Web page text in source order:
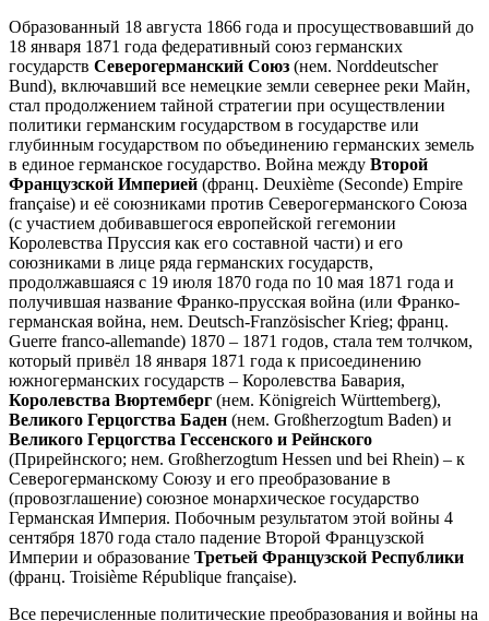
Образованный 18 августа 1866 года и просуществовавший до
18 января 1871 года федеративный союз германских
государств Северогерманский Союз (нем. Norddeutscher
Bund), включавший все немецкие земли севернее реки Майн,
стал продолжением тайной стратегии при осуществлении
политики германским государством в государстве или
глубинным государством по объединению германских земель
в единое германское государство. Война между Второй
Французской Империей (франц. Deuxième (Seconde) Empire
française) и её союзниками против Северогерманского Союза
(с участием добивавшегося европейской гегемонии
Королевства Пруссия как его составной части) и его
союзниками в лице ряда германских государств,
продолжавшаяся с 19 июля 1870 года по 10 мая 1871 года и
получившая название Франко-прусская война (или Франко-
германская война, нем. Deutsch-Französischer Krieg; франц.
Guerre franco-allemande) 1870 – 1871 годов, стала тем толчком,
который привёл 18 января 1871 года к присоединению
южногерманских государств – Королевства Бавария,
Королевства Вюртемберг (нем. Königreich Württemberg),
Великого Герцогства Баден (нем. Großherzogtum Baden) и
Великого Герцогства Гессенского и Рейнского
(Прирейнского; нем. Großherzogtum Hessen und bei Rhein) – к
Северогерманскому Союзу и его преобразование в
(провозглашение) союзное монархическое государство
Германская Империя. Побочным результатом этой войны 4
сентября 1870 года стало падение Второй Французской
Империи и образование Третьей Французской Республики
(франц. Troisième République française).
Все перечисленные политические преобразования и войны на